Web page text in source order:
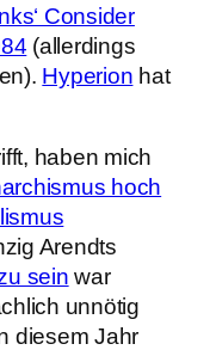
Consider
(allerdings
Hyperion hat
haben mich
hoch
Arendts
sein war
unnötig
diesem Jahr